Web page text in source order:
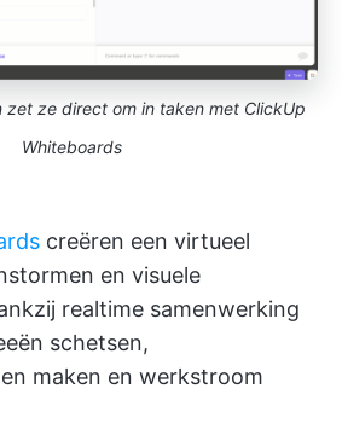
zet ze direct om in taken met ClickUp
Whiteboards
creëren een virtueel
en visuele
realtime samenwerking
schetsen,
maken en werkstroom